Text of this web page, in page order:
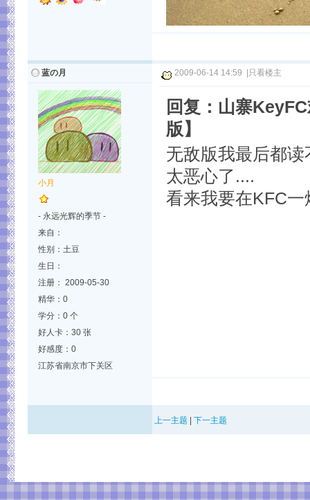
蓝の月
小月
- 永远光辉的季节 -
来自：
性别：土豆
生日：
注册： 2009-05-30
精华：0
学分：0 个
好人卡：30 张
好感度：0
江苏省南京市下关区
2009-06-14 14:59 只看楼主
回复：山寨
版】
无敌版我最后都读
太恶心了....
看来我要在KFC一
上一主题 下一主题